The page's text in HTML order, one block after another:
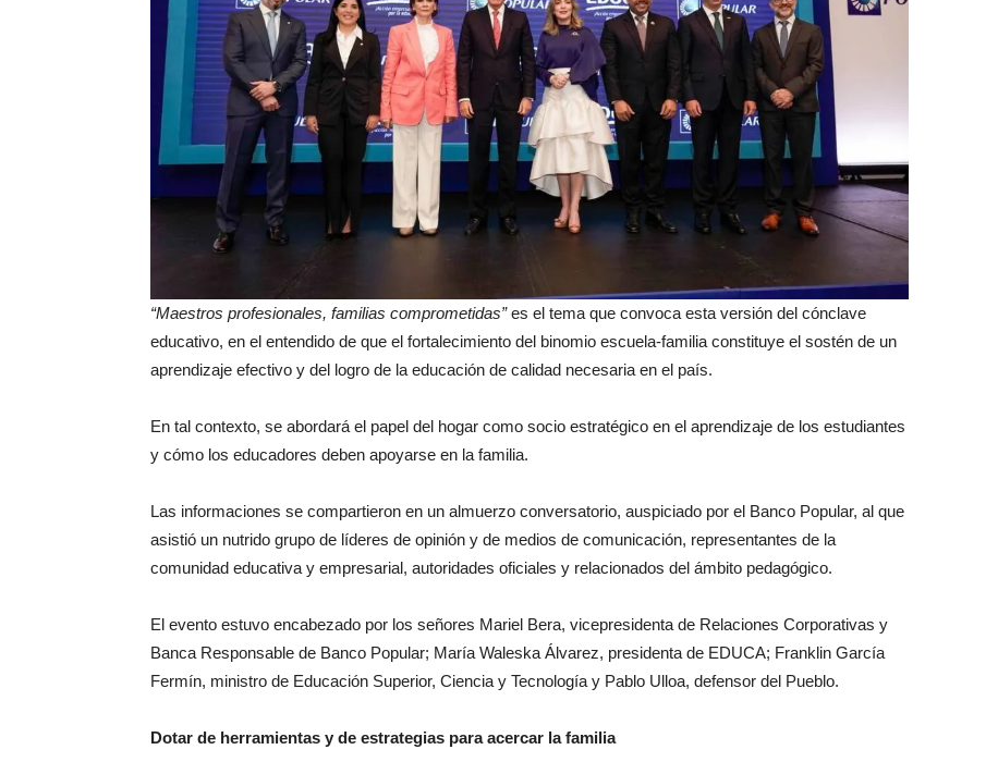
“Maestros profesionales, familias comprometidas”es el tema que convoca esta versión del cónclave
educativo, en el entendido de que el fortalecimiento del binomio escuela-familia constituye el sostén de un
aprendizaje efectivo y del logro de la educación de calidad necesaria en el país.
En tal contexto, se abordará el papel del hogar como socio estratégico en el aprendizaje de los estudiantes
y cómo los educadores deben apoyarse en la familia.
Las informaciones se compartieron en un almuerzo conversatorio, auspiciado por el Banco Popular, al que
asistió un nutrido grupo de líderes de opinión y de medios de comunicación, representantes de la
comunidad educativa y empresarial, autoridades oficiales y relacionados del ámbito pedagógico.
El evento estuvo encabezado por los señores Mariel Bera, vicepresidenta de Relaciones Corporativas y
Banca Responsable de Banco Popular; María Waleska Álvarez, presidenta de EDUCA; Franklin García
Fermín, ministro de Educación Superior, Ciencia y Tecnología y Pablo Ulloa, defensor del Pueblo.
Dotar de herramientas y de estrategias para acercar la familia